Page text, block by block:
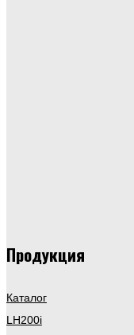
Продукция
Каталог
LH200i